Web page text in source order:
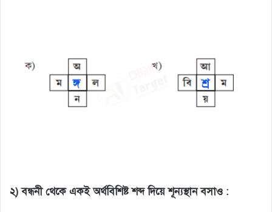
২) বন্ধনী থেকে একই অর্থবিশিষ্ট শব্দ দিয়ে শূন্যস্থান বসাও :